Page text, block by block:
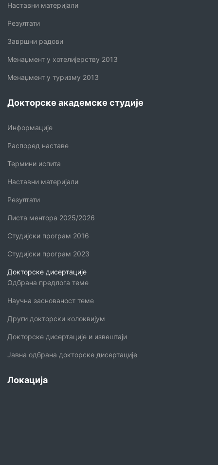
Наставни материјали
Резултати
Завршни радови
Менаџмент у хотелијерству 2013
Менаџмент у туризму 2013
Докторске академске студије
Информације
Распоред наставе
Термини испита
Наставни материјали
Резултати
Листа ментора 2025/2026
Студијски програм 2016
Студијски програм 2023
Докторске дисертације
Одбрана предлога теме
Научна заснованост теме
Други докторски колоквијум
Докторске дисертације и извештаји
Јавна одбрана докторске дисертације
Локација